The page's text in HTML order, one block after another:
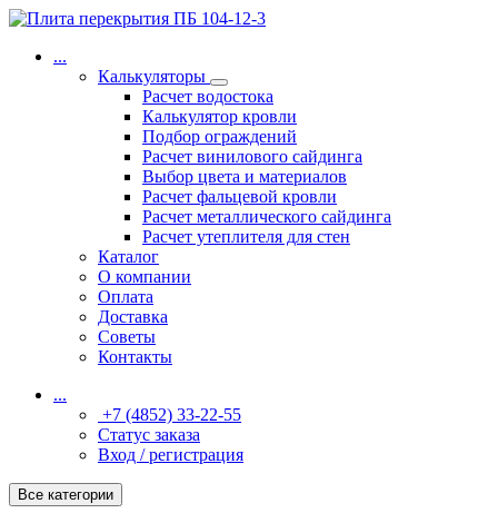
...
Калькуляторы
Расчет водостока
Калькулятор кровли
Подбор ограждений
Расчет винилового сайдинга
Выбор цвета и материалов
Расчет фальцевой кровли
Расчет металлического сайдинга
Расчет утеплителя для стен
Каталог
О компании
Оплата
Доставка
Советы
Контакты
...
+7 (4852) 33-22-55
Статус заказа
Вход / регистрация
Все категории